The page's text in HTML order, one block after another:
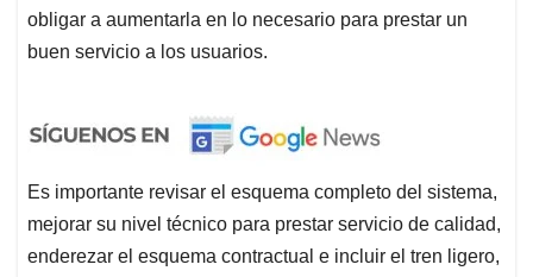
obligar a aumentarla en lo necesario para prestar un
buen servicio a los usuarios.
Es importante revisar el esquema completo del sistema,
mejorar su nivel técnico para prestar servicio de calidad,
enderezar el esquema contractual e incluir el tren ligero,